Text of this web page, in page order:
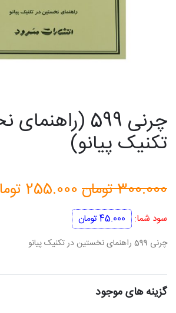
چرنی 599
تکنیک پیانو)
300.000تومانقیمت
اصلی
255.000
سود شما: 45.000تومان
چرنی 599 راهنمای نخستین در تکنیک پیانو
گزینه های موجود